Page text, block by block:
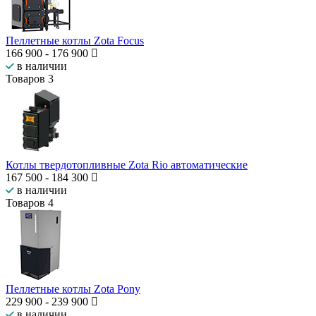
Пеллетные котлы Zota Focus
166 900 - 176 900
в наличии
Товаров 3
Котлы твердотопливные Zota Rio автоматические
167 500 - 184 300
в наличии
Товаров 4
Пеллетные котлы Zota Pony
229 900 - 239 900